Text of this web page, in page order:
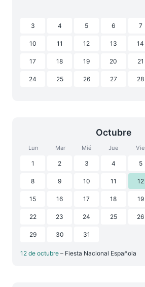
3 4 5 6 7
10 11 12 13 14
17 18 19 20 21
24 25 26 27 28
Octubre
Lun Mar Mié Jue Vie
1 2 3 4 5
8 9 10 11 12
15 16 17 18 19
22 23 24 25 26
29 30 31
12 de octubre – Fiesta Nacional Española